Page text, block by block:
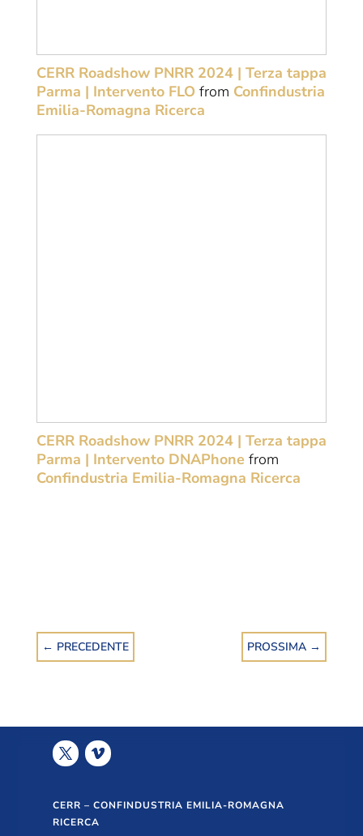
CERR Roadshow PNRR 2024 | Terza tappa
Parma | Intervento FLO from Confindustria
Emilia-Romagna Ricerca
CERR Roadshow PNRR 2024 | Terza tappa
Parma | Intervento DNAPhone from
Confindustria Emilia-Romagna Ricerca
← PRECEDENTE PROSSIMA →
CERR – CONFINDUSTRIA EMILIA-ROMAGNA
RICERCA